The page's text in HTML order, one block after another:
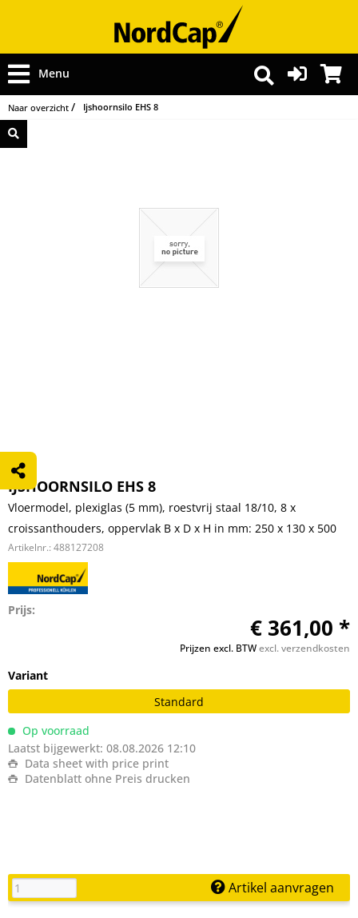
Menu
Naar overzicht Ijshoornsilo EHS 8
IJSHOORNSILO EHS 8
Vloermodel, plexiglas (5 mm), roestvrij staal 18/10, 8 x
croissanthouders, oppervlak B x D x H in mm: 250 x 130 x 500
Artikelnr.: 488127208
Prijs:
€ 361,00 *
Prijzen excl. BTWexcl. verzendkosten
Variant
Standard
Op voorraad
Laatst bijgewerkt: 08.08.2026 12:10
Data sheet with price print
Datenblatt ohne Preis drucken
Artikel aanvragen